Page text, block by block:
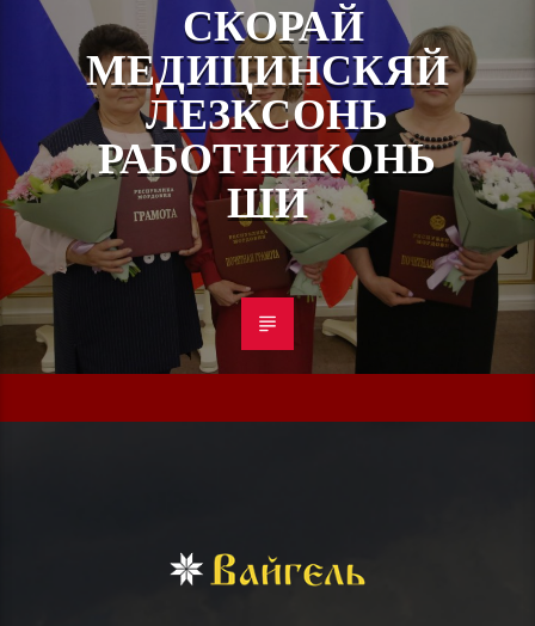
СКОРАЙ
МЕДИЦИНСКЯЙ
ЛЕЗКСОНЬ
РАБОТНИКОНЬ
ШИ